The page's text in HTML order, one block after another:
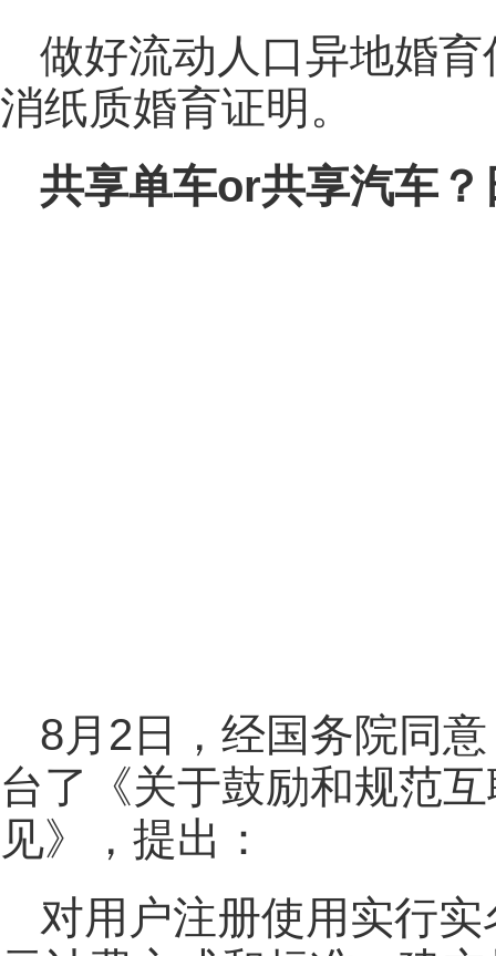
做好流动人口异地婚
消纸质婚育证明。
共享单车or共享汽车
8月2日，经国务院同
台了《关于鼓励和规范
见》，提出：
对用户注册使用实行